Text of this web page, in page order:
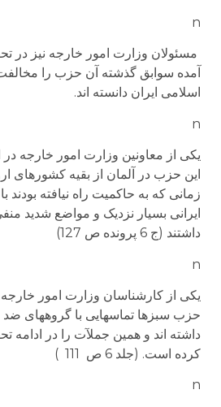
n
مسئولان وزارت امور خارجه نیز در
آمده سوابق گذشته آن حزب را
اسلامی ایران دانسته اند.
n
یکی از معاونین وزارت امور خارجه در
این حزب در آلمان از بقیه کشورهای
زمانی که به حاکمیت راه نیافته بودند
ایرانی بسیار نزدیک و مواضع شدید
داشتند (ج 6 پرونده ص 127)
n
یکی از کارشناسان وزارت امور
حزب سبزها تماس­هایی با گروه­های ضد
داشته اند و همین جملآت را در ادامه
کرده است. (جلد 6 ص 111 )
n